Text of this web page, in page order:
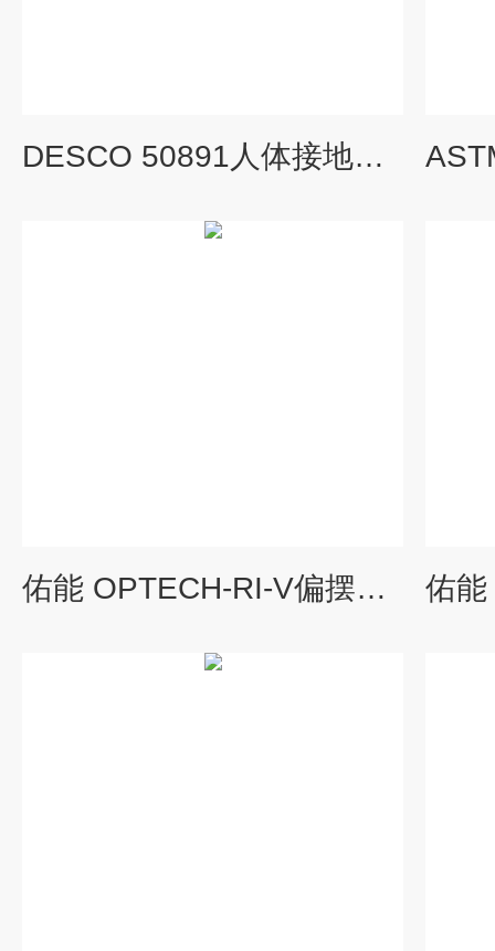
DESCO 50891人体接地综合测试套件
佑能 OPTECH-RI-V偏摆仪φ2.0mm 测棒规针